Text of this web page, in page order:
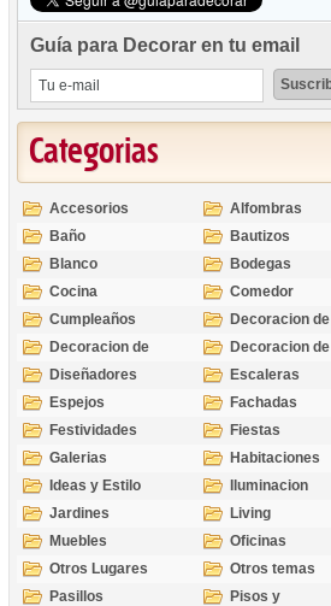
Guía para Decorar en tu email
Categorias
Accesorios
Alfombras
Baño
Bautizos
Blanco
Bodegas
Cocina
Comedor
Cumpleaños
Decoracion de
Exteriores
Decoracion de
Interiores
Decoracion de
Ocasiones
Diseñadores
Escaleras
Espejos
Fachadas
Festividades
Fiestas
Galerias
Habitaciones
Ideas y Estilo
Iluminacion
Jardines
Living
Muebles
Oficinas
Otros Lugares
Otros temas
Pasillos
Pisos y